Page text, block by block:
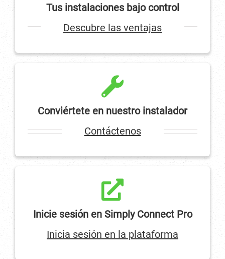
Tus instalaciones bajo control
Descubre las ventajas
Conviértete en nuestro instalador
Contáctenos
Inicie sesión en Simply Connect Pro
Inicia sesión en la plataforma